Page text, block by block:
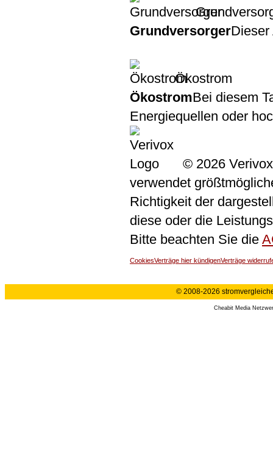
GrundversorgerDieser
Ökostrom
ÖkostromBei diesem
Energiequellen oder
© 2026
verwendet
Richtigkeit der
diese oder die
Bitte beachten Sie die
CookiesVerträge hier kündigenVerträge
© 2008-2026
Cheabit Media